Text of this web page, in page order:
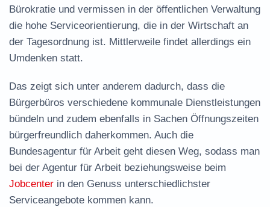
Bürokratie und vermissen in der öffentlichen Verwaltung
die hohe Serviceorientierung, die in der Wirtschaft an
der Tagesordnung ist. Mittlerweile findet allerdings ein
Umdenken statt.
Das zeigt sich unter anderem dadurch, dass die
Bürgerbüros verschiedene kommunale Dienstleistungen
bündeln und zudem ebenfalls in Sachen Öffnungszeiten
bürgerfreundlich daherkommen. Auch die
Bundesagentur für Arbeit geht diesen Weg, sodass man
bei der Agentur für Arbeit beziehungsweise beim
Jobcenter in den Genuss unterschiedlichster
Serviceangebote kommen kann.